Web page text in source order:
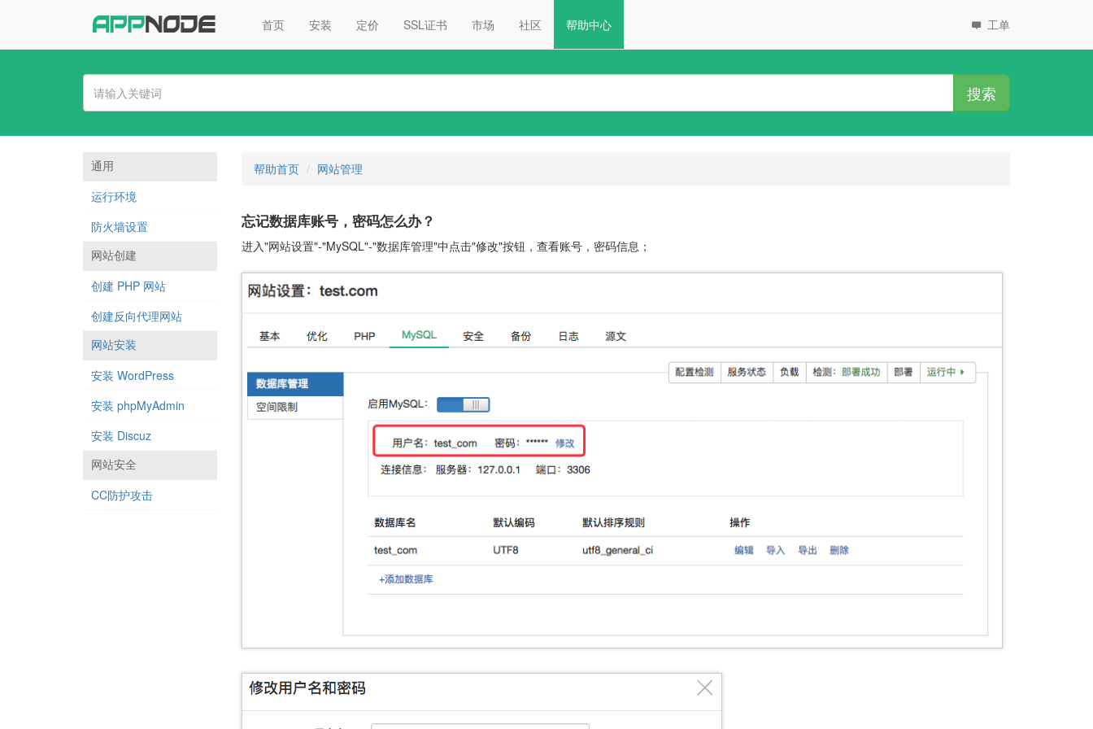
首页 安装 定价 SSL证书 市场 社区 帮助中心 工单
搜索
通用
运行环境
防火墙设置
网站创建
创建 PHP 网站
创建反向代理网站
网站安装
安装 WordPress
安装 phpMyAdmin
安装 Discuz
网站安全
CC防护攻击
帮助首页 网站管理
忘记数据库账号，密码怎么办？
进入"网站设置"-"MySQL"-"数据库管理"中点击"修改"按钮，查看账号，密码信息；